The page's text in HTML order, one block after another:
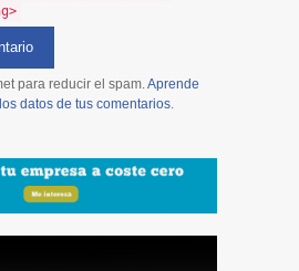
para reducir el spam. Aprende
datos de tus comentarios